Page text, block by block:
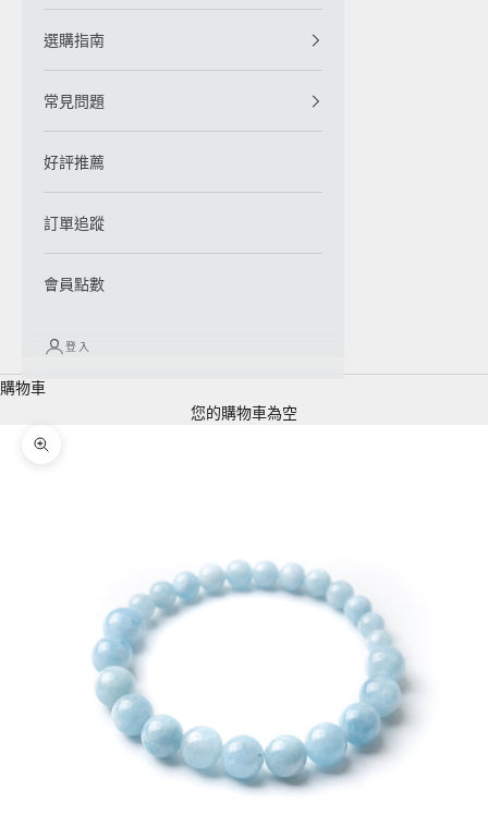
選購指南
常見問題
好評推薦
訂單追蹤
會員點數
登入
購物車
您的購物車為空
縮放